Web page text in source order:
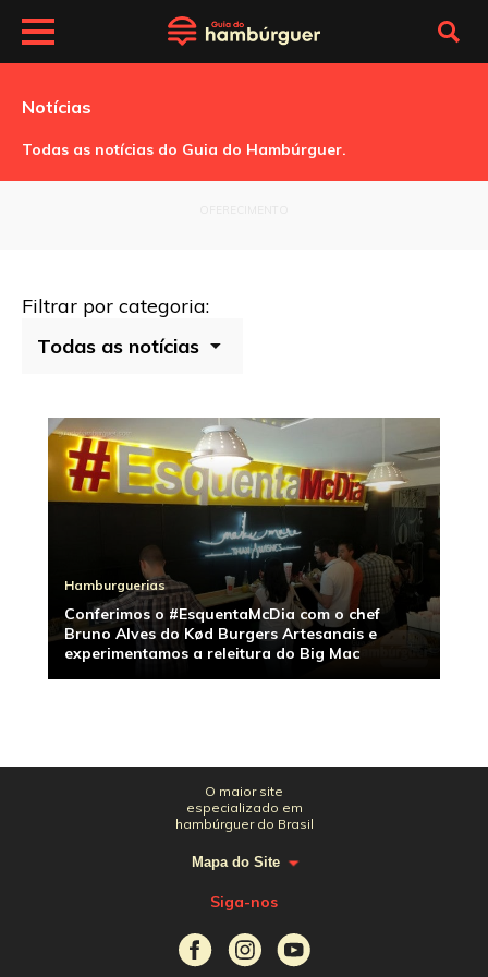
Notícias
Todas as notícias do Guia do Hambúrguer.
Filtrar por categoria:
Hamburguerias
Conferimos o #EsquentaMcDia com o chef
Bruno Alves do Kød Burgers Artesanais e
experimentamos a releitura do Big Mac
O maior site
especializado em
hambúrguer do Brasil
Mapa do Site
Siga-nos